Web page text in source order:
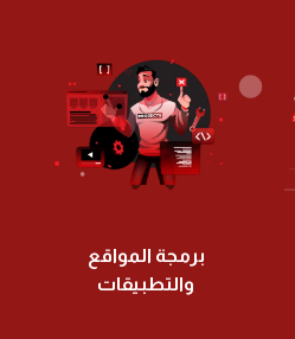
برمجة المواقع
والتطبيقات